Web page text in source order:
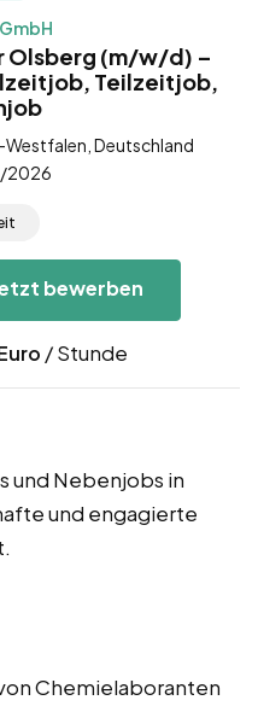
Olsberg (m/w/d) –
Teilzeitjob,
Deutschland
2026
bewerben
/ Stunde
und Nebenjobs in
und engagierte
Chemielaboranten